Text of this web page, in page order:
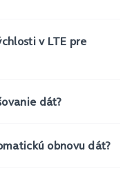
v LTE pre
dát?
obnovu dát?